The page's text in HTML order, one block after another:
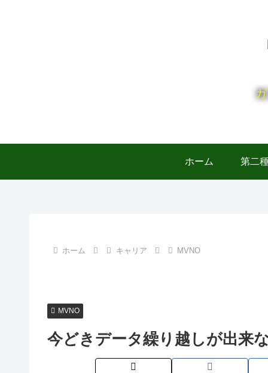
ホーム 第二
ホーム キャリア MVNO
MVNO
今どきデータ繰り越しが出来